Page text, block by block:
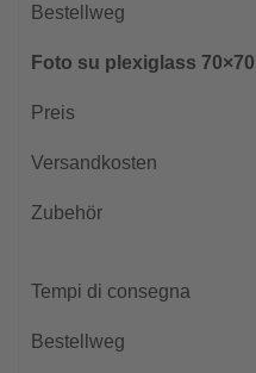
Foto su plexiglass